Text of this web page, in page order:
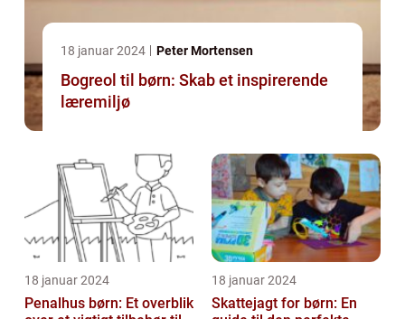
18 januar 2024 Peter Mortensen
Bogreol til børn: Skab et inspirerende
læremiljø
18 januar 2024
Penalhus børn: Et overblik
18 januar 2024
Skattejagt for børn: En